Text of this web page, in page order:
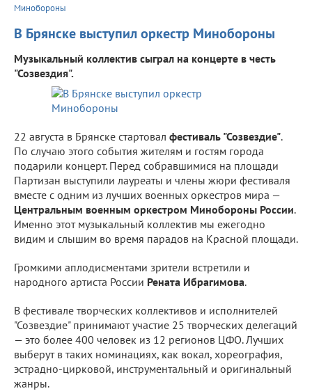
Минобороны
В Брянске выступил оркестр Минобороны
Музыкальный коллектив сыграл на концерте в честь
"Созвездия".
22 августа в Брянске стартовал фестиваль "Созвездие".
По случаю этого события жителям и гостям города
подарили концерт. Перед собравшимися на площади
Партизан выступили лауреаты и члены жюри фестиваля
вместе с одним из лучших военных оркестров мира —
Центральным военным оркестром Минобороны России.
Именно этот музыкальный коллектив мы ежегодно
видим и слышим во время парадов на Красной площади.
Громкими аплодисментами зрители встретили и
народного артиста России Рената Ибрагимова.
В фестивале творческих коллективов и исполнителей
"Созвездие" принимают участие 25 творческих делегаций
— это более 400 человек из 12 регионов ЦФО. Лучших
выберут в таких номинациях, как вокал, хореография,
эстрадно-цирковой, инструментальный и оригинальный
жанры.